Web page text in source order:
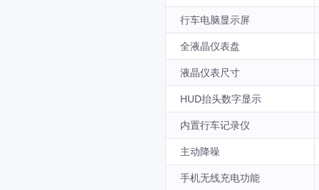
行车电脑显示屏
全液晶仪表盘
液晶仪表尺寸
HUD抬头数字显示
内置行车记录仪
主动降噪
手机无线充电功能